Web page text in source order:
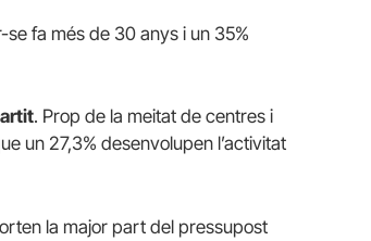
fa més de 30 anys i un 35%
. Prop de la meitat de centres i
un 27,3% desenvolupen l’activitat
la major part del pressupost